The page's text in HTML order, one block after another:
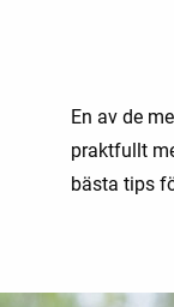
En av de
praktfullt
bästa tips